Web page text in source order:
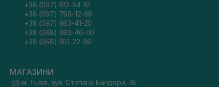
+38 (097) 612-54-81
+38 (097) 788-12-88
+38 (097) 983-41-20
+38 (068) 693-46-00
+38 (068) 951-22-86
МАГАЗИНИ
м. Львів, вул. Степана Бандери, 45